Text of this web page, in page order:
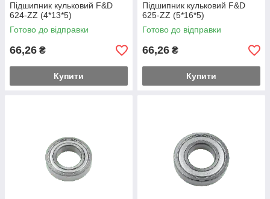
Підшипник кульковий F&D
624-ZZ (4*13*5)
Готово до відправки
66,26 ₴
Купити
Підшипник кульковий F&D
625-ZZ (5*16*5)
Готово до відправки
66,26 ₴
Купити